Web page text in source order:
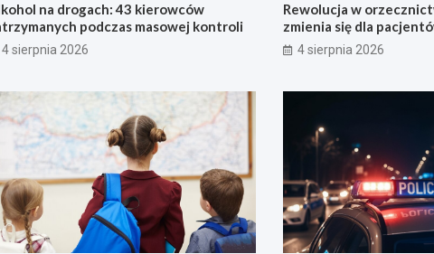
na drogach: 43 kierowców
podczas masowej kontroli
4 sierpnia 2026
Rewolucja w
zmienia się dla
4 sierpnia 2026